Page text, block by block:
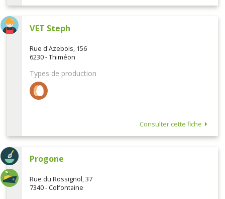
VET Steph
Rue d'Azebois, 156
6230 - Thiméon
Types de production
Consulter cette fiche
Progone
Rue du Rossignol, 37
7340 - Colfontaine